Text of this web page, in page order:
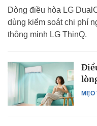
Dòng điều hòa LG
dùng kiểm soát chi phí
thông minh LG ThinQ.
MẸO